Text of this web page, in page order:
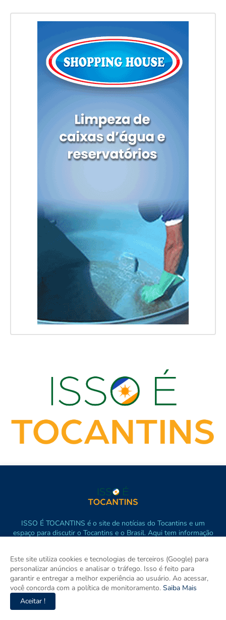
ISSO É TOCANTINS é o site de notícias do Tocantins e um
espaço para discutir o Tocantins e o Brasil. Aqui tem informação
Este site utiliza cookies e tecnologias de terceiros (Google) para
personalizar anúncios e analisar o tráfego. Isso é feito para
garantir e entregar a melhor experiência ao usuário. Ao acessar,
você concorda com a política de monitoramento. Saiba Mais
Aceitar !